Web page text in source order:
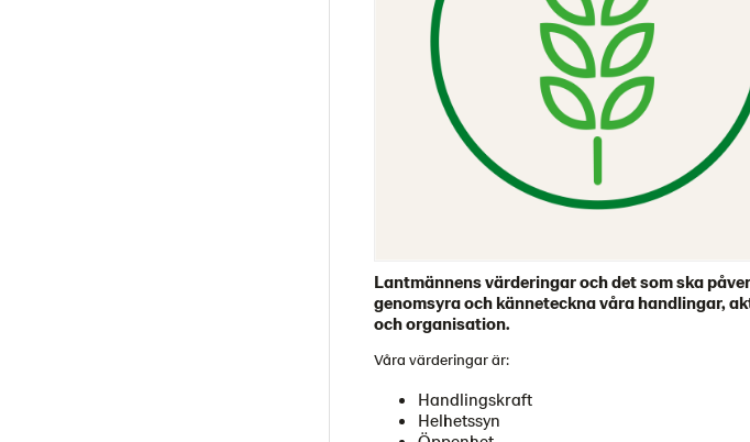
Lantmännens värderingar och det som ska
genomsyra och känneteckna våra handlingar,
och organisation.
Våra värderingar är:
Handlingskraft
Helhetssyn